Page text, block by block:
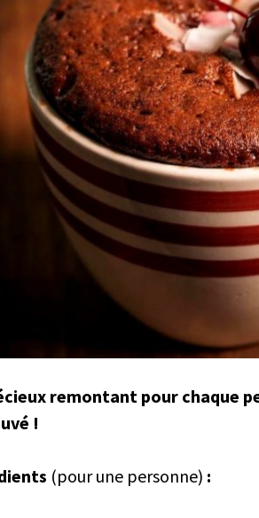
remontant pour chaque
!
(pour une personne) :